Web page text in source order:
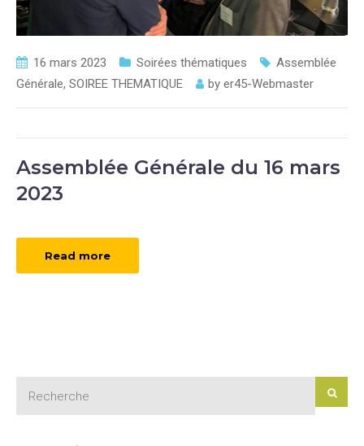
16 mars 2023 Soirées thématiques
Assemblée
Générale, SOIREE THEMATIQUE by er45-Webmaster
Assemblée Générale du 16 mars
2023
Read more